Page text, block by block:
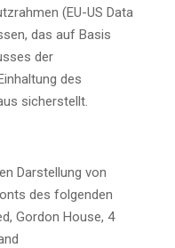
(EU-US Data
das auf Basis
der
des
sicherstellt.
Darstellung von
des folgenden
Gordon House, 4